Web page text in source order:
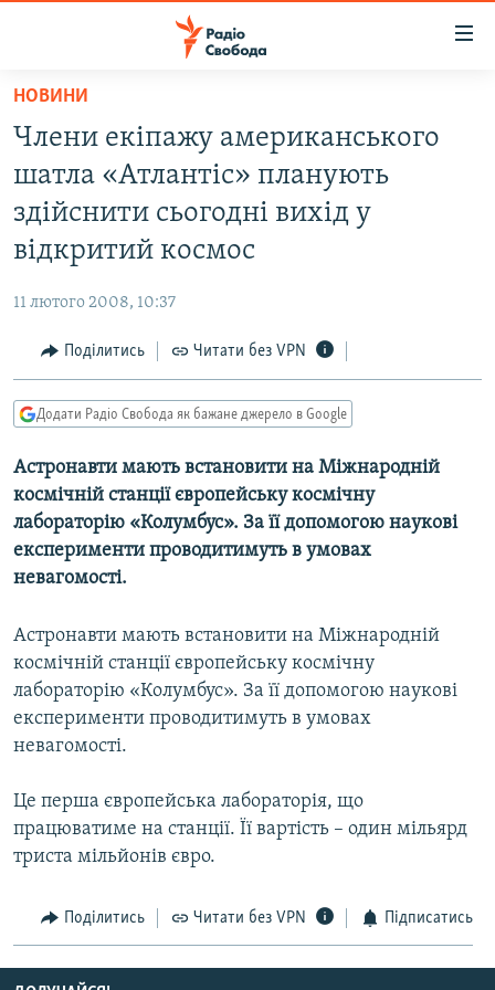
Перейти
основного
матеріалу
Перейти
до
основної
Перейти
пошуку
СТАТТІ
КУЛЬТУРА
СПОРТ
СВІТ
ВІЙНА
ДОНБАС.РЕАЛІЇ
КРИМ.РЕАЛІЇ
ТИ ЯК?
КИТАЙ.ВИКЛИКИ
МУЛЬТИМЕДІА
ФОТО
ПОДКАСТИ
КРИМ РЕАЛІЇ
РУС
КТАТ
ДОЛУЧАЙСЯ!
НОВИНИ
Члени екіпажу американського
шатла «Атлантіс» планують
здійснити сьогодні вихід у
відкритий космос
11 лютого 2008, 10:37
Поділитись Читати без VPN
Додати Радіо Свобода як бажане джерело в Google
Астронавти мають встановити на Міжнародній
космічній станції європейську космічну
лабораторію «Колумбус». За її допомогою наукові
експерименти проводитимуть в умовах
невагомості.
Астронавти мають встановити на Міжнародній
космічній станції європейську космічну
лабораторію «Колумбус». За її допомогою наукові
експерименти проводитимуть в умовах
невагомості.
Це перша європейська лабораторія, що
працюватиме на станції. Її вартість – один мільярд
триста мільйонів євро.
Поділитись Читати без VPN Підписатись